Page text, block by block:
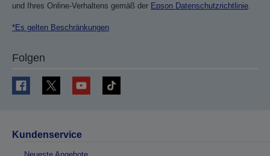
und Ihres Online-Verhaltens gemäß der Epson Datenschutzrichtlinie
*Es gelten Beschränkungen
Folgen
Kundenservice